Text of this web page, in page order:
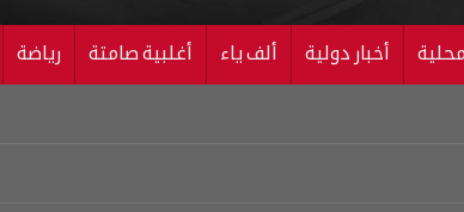
محلية أخبار دولية ألف ياء أغلبية صامتة رياضة